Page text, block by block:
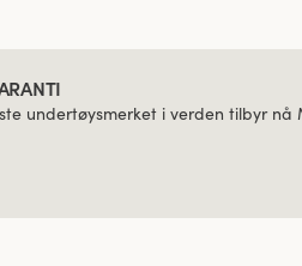
undertøysmerket i verden tilbyr nå